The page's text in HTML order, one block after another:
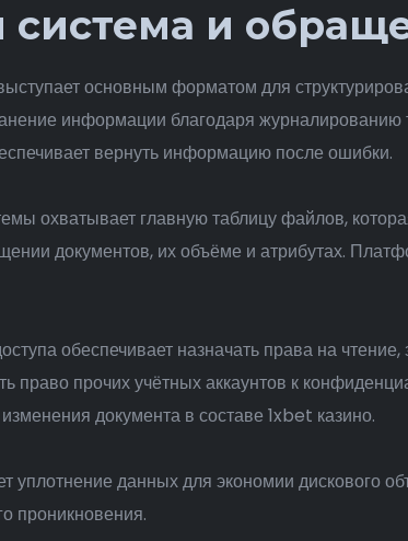
система и
основным форматом для
информации благодаря журналированию
вернуть информацию после ошибки.
охватывает главную таблицу файлов,
документов, их объёме и атрибутах.
обеспечивает назначать права на
право прочих учётных аккаунтов к
документа в составе 1xbet казино.
уплотнение данных для экономии
проникновения.